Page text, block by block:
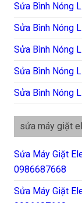
Sửa Bình Nóng
Sửa Bình Nóng
Sửa Bình Nóng
Sửa Bình Nóng
Sửa Bình Nóng
sửa máy giặt
Sửa Máy Giặt
0986687668
Sửa Máy Giặt